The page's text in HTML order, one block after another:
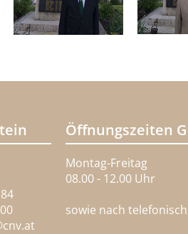
cnv.at
Öffnungszeiten
Montag-Freitag
08.00 - 12.00 Uhr
sowie nach